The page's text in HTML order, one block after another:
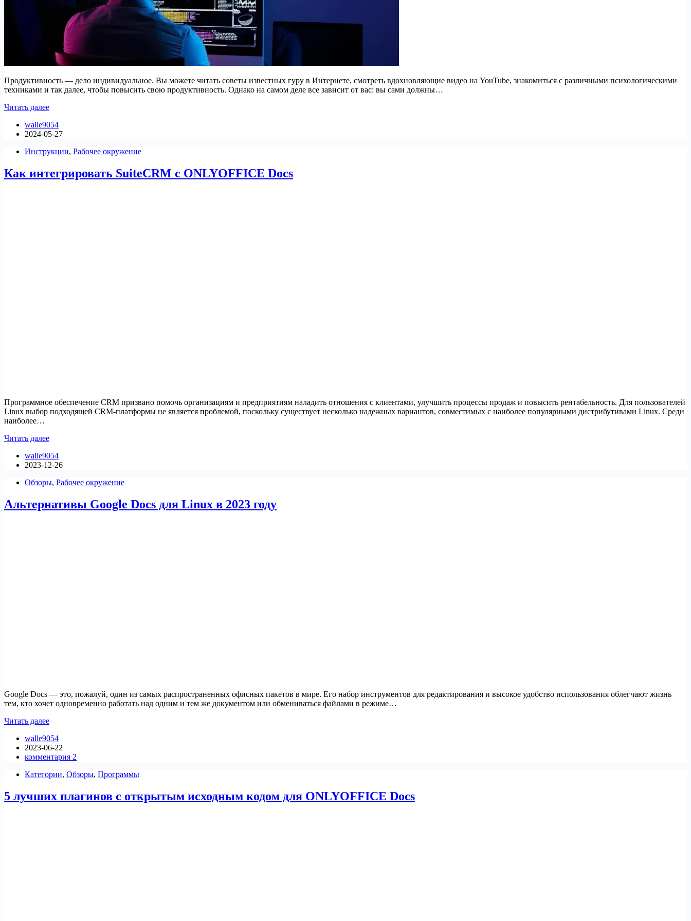
Продуктивность — дело индивидуальное. Вы можете читать советы известных гуру в Интернете, смотреть вдохновляющие видео на YouTube, знакомиться с различными психологическими
техниками и так далее, чтобы повысить свою продуктивность. Однако на самом деле все зависит от вас: вы сами должны…
Читать далееТоп-5
для
работы
Linux
walle9054
2024-05-27
Инструкции, Рабочее окружение
Как интегрировать SuiteCRM с ONLYOFFICE Docs
Программное обеспечение CRM призвано помочь организациям и предприятиям наладить отношения с клиентами, улучшить процессы продаж и повысить рентабельность. Для пользователей
Linux выбор подходящей CRM-платформы не является проблемой, поскольку существует несколько надежных вариантов, совместимых с наиболее популярными дистрибутивами Linux. Среди
наиболее…
Читать далееКак
SuiteCRM
с
Docs
walle9054
2023-12-26
Обзоры, Рабочее окружение
Альтернативы Google Docs для Linux в 2023 году
Google Docs — это, пожалуй, один из самых распространенных офисных пакетов в мире. Его набор инструментов для редактирования и высокое удобство использования облегчают жизнь
тем, кто хочет одновременно работать над одним и тем же документом или обмениваться файлами в режиме…
Читать далееАльтернативы
Docs
для
Linux
2023
walle9054
2023-06-22
комментария 2
Категории, Обзоры, Программы
5 лучших плагинов с открытым исходным кодом для ONLYOFFICE Docs